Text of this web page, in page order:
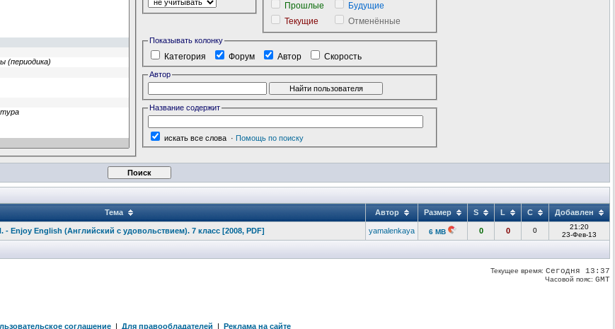
Прошлые
Будущие
Текущие
Отменённые
Показывать колонку
Категория Форум Автор Скорость
Автор
Название содержит
искать все слова · Помощь по поиску
Тема Автор Размер S L C Добавлен
- Enjoy English (Английский с удовольствием). 7 класс [2008, PDF] yamalenkaya 6 MB 0 0 0
21:20
23-Фев-13
Текущее время: Сегодня 13:37
Часовой пояс: GMT
соглашение | Для правообладателей | Реклама на сайте